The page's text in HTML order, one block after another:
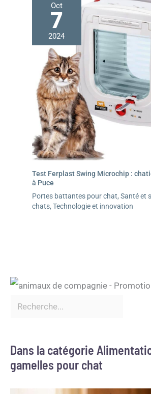
Oct
7
2024
Test Ferplast Swing Microchip :
à Puce
Portes battantes pour chat, Santé et
chats, Technologie et innovation
Dans la catégorie
gamelles pour chat